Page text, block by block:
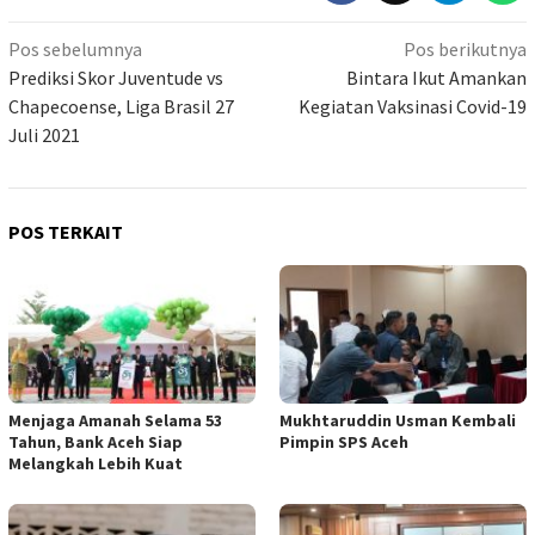
Navigasi
pos
Pos sebelumnya
Prediksi Skor Juventude vs
Chapecoense, Liga Brasil 27
Juli 2021
Pos berikutnya
Bintara Ikut Amankan
Kegiatan Vaksinasi Covid-19
POS TERKAIT
Menjaga Amanah Selama 53
Tahun, Bank Aceh Siap
Melangkah Lebih Kuat
Mukhtaruddin Usman Kembali
Pimpin SPS Aceh